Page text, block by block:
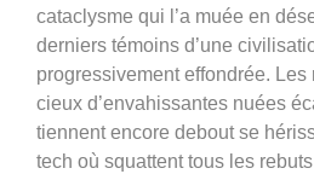
cataclysme qui l’a muée en
derniers témoins d’une
progressivement effondrée.
cieux d’envahissantes nuées
tiennent encore debout se
tech où squattent tous les